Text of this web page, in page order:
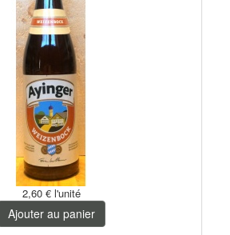
2,60 € l'unité
Ajouter au panier